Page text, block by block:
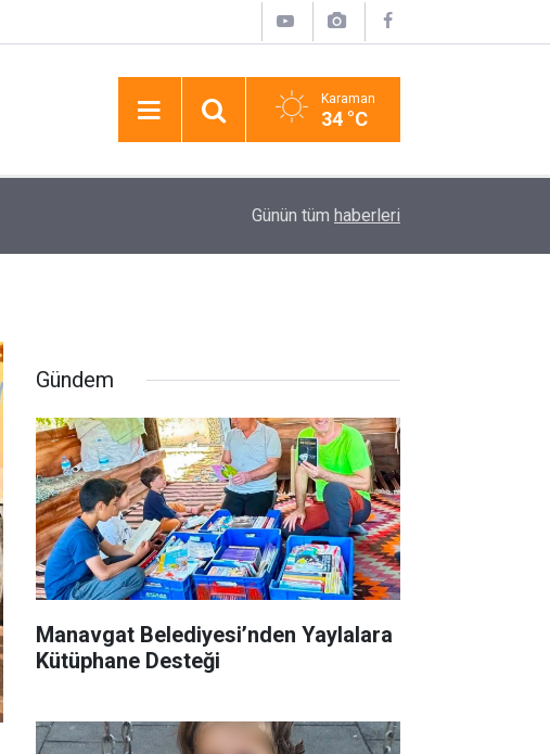
Karaman
34 °C
Aksaray’da 17 Yaşındaki Çocuk Arkadaşı
Günün tüm haberleri
Gündem
Manavgat Belediyesi’nden Yaylalara
Kütüphane Desteği